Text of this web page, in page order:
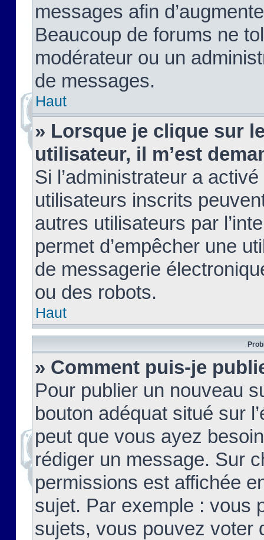
messages afin
Beaucoup de forums ne
modérateur ou un
de messages.
Haut
» Lorsque je clique sur
utilisateur, il m’est
Si l’administrateur a
utilisateurs inscrits
autres utilisateurs par
permet d’empêcher une
de messagerie
ou des robots.
Haut
» Comment puis-je
Pour publier un nouveau
bouton adéquat situé sur
peut que vous ayez
rédiger un message. Sur
permissions est affichée
sujet. Par exemple : vous
sujets, vous pouvez voter